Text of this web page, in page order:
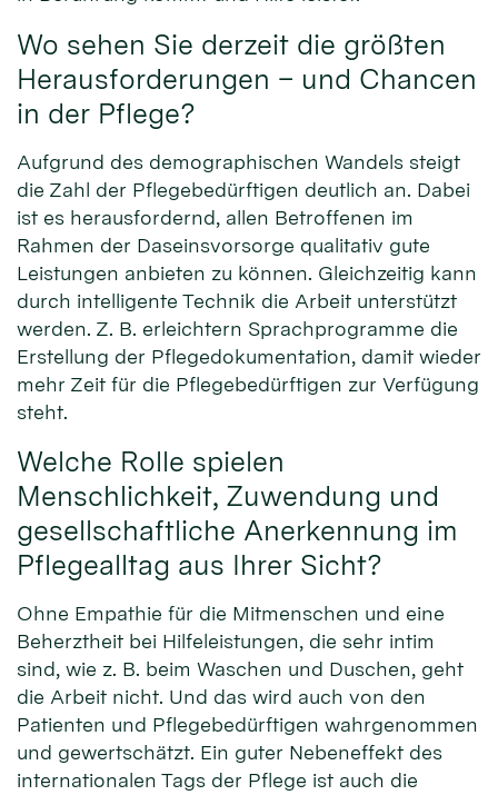
Wo sehen Sie derzeit die größten
Herausforderungen – und Chancen
in der Pflege?
Aufgrund des demographischen Wandels steigt
die Zahl der Pflegebedürftigen deutlich an. Dabei
ist es herausfordernd, allen Betroffenen im
Rahmen der Daseinsvorsorge qualitativ gute
Leistungen anbieten zu können. Gleichzeitig kann
durch intelligente Technik die Arbeit unterstützt
werden. Z. B. erleichtern Sprachprogramme die
Erstellung der Pflegedokumentation, damit wieder
mehr Zeit für die Pflegebedürftigen zur Verfügung
steht.
Welche Rolle spielen
Menschlichkeit, Zuwendung und
gesellschaftliche Anerkennung im
Pflegealltag aus Ihrer Sicht?
Ohne Empathie für die Mitmenschen und eine
Beherztheit bei Hilfeleistungen, die sehr intim
sind, wie z. B. beim Waschen und Duschen, geht
die Arbeit nicht. Und das wird auch von den
Patienten und Pflegebedürftigen wahrgenommen
und gewertschätzt. Ein guter Nebeneffekt des
internationalen Tags der Pflege ist auch die